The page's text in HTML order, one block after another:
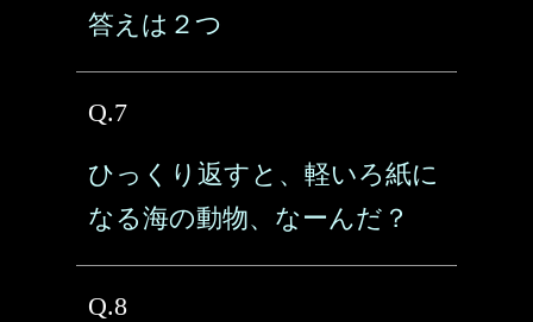
答えは２つ
Q.7
ひっくり返すと、軽いろ紙に
なる海の動物、なーんだ？
Q.8